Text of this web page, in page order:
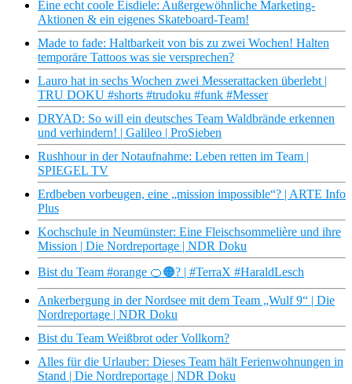
Eine echt coole Eisdiele: Außergewöhnliche Marketing-
Aktionen & ein eigenes Skateboard-Team!
Made to fade: Haltbarkeit von bis zu zwei Wochen! Halten
temporäre Tattoos was sie versprechen?
Lauro hat in sechs Wochen zwei Messerattacken überlebt |
TRU DOKU #shorts #trudoku #funk #Messer
DRYAD: So will ein deutsches Team Waldbrände erkennen
und verhindern! | Galileo | ProSieben
Rushhour in der Notaufnahme: Leben retten im Team |
SPIEGEL TV
Erdbeben vorbeugen, eine „mission impossible“? | ARTE Info
Plus
Kochschule in Neumünster: Eine Fleischsommelière und ihre
Mission | Die Nordreportage | NDR Doku
Bist du Team #orange 🍊🟠? | #TerraX #HaraldLesch
Ankerbergung in der Nordsee mit dem Team „Wulf 9“ | Die
Nordreportage | NDR Doku
Bist du Team Weißbrot oder Vollkorn?
Alles für die Urlauber: Dieses Team hält Ferienwohnungen in
Stand | Die Nordreportage | NDR Doku